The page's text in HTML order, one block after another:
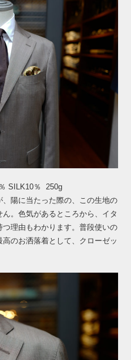
SILK10％ 250g
陽に当たった際の、この生地の
。色気があるところから、イタ
理由もわかります。普段使いの
のお洒落着として、クローゼッ